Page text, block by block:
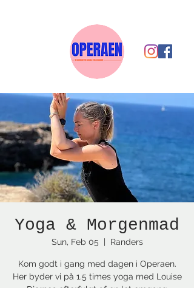
Yoga & Morgenmad
Sun, Feb 05
  |
Randers
Kom godt i gang med dagen i Operaen.
Her byder vi på 1.5 times yoga med Louise